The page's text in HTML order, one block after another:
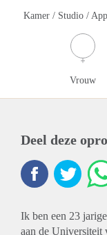
Kamer / Studio /
Vrouw
Deel deze
Ik ben een 23
aan de Universiteit